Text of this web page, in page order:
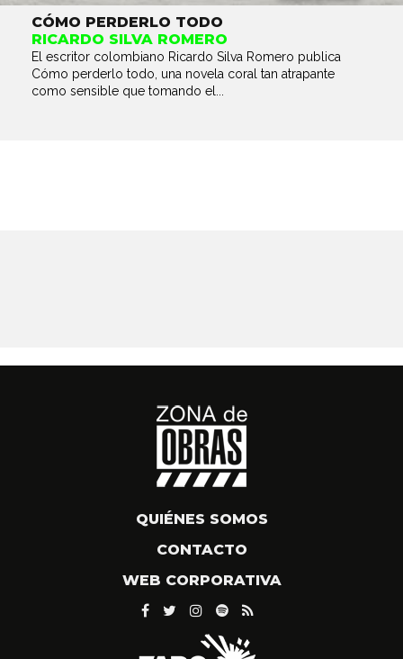
CÓMO PERDERLO TODO
RICARDO SILVA ROMERO
El escritor colombiano Ricardo Silva Romero publica
Cómo perderlo todo, una novela coral tan atrapante
como sensible que tomando el...
QUIÉNES SOMOS
CONTACTO
WEB CORPORATIVA